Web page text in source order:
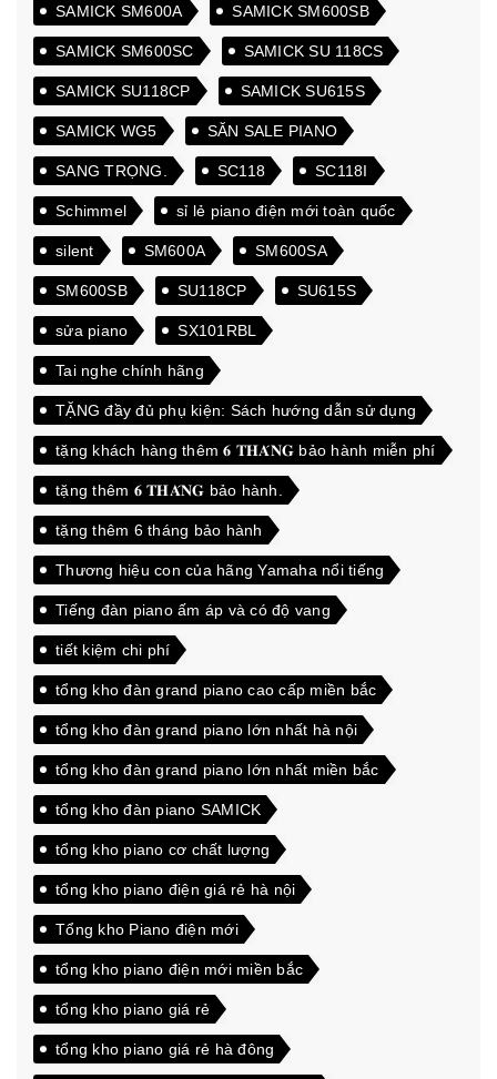
SAMICK SM600A SAMICK SM600SB
SAMICK SM600SC SAMICK SU 118CS
SAMICK SU118CP SAMICK SU615S
SAMICK WG5 SĂN SALE PIANO
SANG TRỌNG. SC118 SC118I
Schimmel sỉ lẻ piano điện mới toàn quốc
silent SM600A SM600SA
SM600SB SU118CP SU615S
sửa piano SX101RBL
Tai nghe chính hãng
TẶNG đầy đủ phụ kiện: Sách hướng dẫn sử dụng
tặng khách hàng thêm 𝟔 𝐓𝐇𝐀́𝐍𝐆 bảo hành miễn phí
tặng thêm 𝟔 𝐓𝐇𝐀́𝐍𝐆 bảo hành.
tặng thêm 6 tháng bảo hành
Thương hiệu con của hãng Yamaha nổi tiếng
Tiếng đàn piano ấm áp và có độ vang
tiết kiệm chi phí
tổng kho đàn grand piano cao cấp miền bắc
tổng kho đàn grand piano lớn nhất hà nội
tổng kho đàn grand piano lớn nhất miền bắc
tổng kho đàn piano SAMICK
tổng kho piano cơ chất lượng
tổng kho piano điện giá rẻ hà nội
Tổng kho Piano điện mới
tổng kho piano điện mới miền bắc
tổng kho piano giá rẻ
tổng kho piano giá rẻ hà đông